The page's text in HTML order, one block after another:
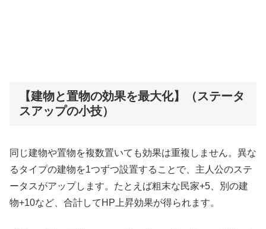
【建物と置物の効果を最大化】（ステータ
スアップの小技）
同じ建物や置物を複数置いても効果は重複しません。異な
るタイプの建物を1つずつ設置することで、主人公のステ
ータスがアップします。たとえば粗末な民家+5、別の建
物+10など、合計してHP上昇効果が得られます。